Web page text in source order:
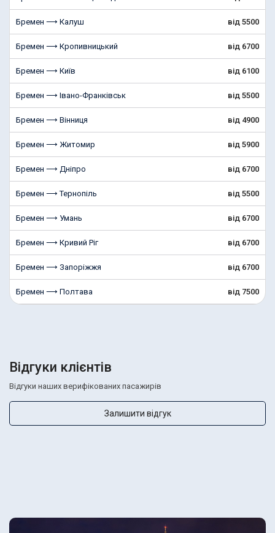
Бремен ⟶ Калуш від 5500
Бремен ⟶ Кропивницький від 6700
Бремен ⟶ Київ від 6100
Бремен ⟶ Івано-Франківськ від 5500
Бремен ⟶ Вінниця від 4900
Бремен ⟶ Житомир від 5900
Бремен ⟶ Дніпро від 6700
Бремен ⟶ Тернопіль від 5500
Бремен ⟶ Умань від 6700
Бремен ⟶ Кривий Ріг від 6700
Бремен ⟶ Запоріжжя від 6700
Бремен ⟶ Полтава від 7500
Відгуки клієнтів
Відгуки наших верифікованих пасажирів
Залишити відгук